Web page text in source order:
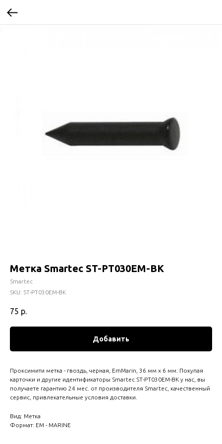
Метка Smartec ST-PT030EM-BK
Smartec
SKU: ST-PT030EM-BK
75 р.
Добавить
Проксимити метка - гвоздь, черная, EmMarin, 36 мм х 6 мм. Покупая
карточки и другие идентификаторы Smartec ST-PT030EM-BK у нас, вы
получаете гарантию 24 мес. от производителя Smartec, качественный
сервис, привлекательные условия доставки.
Вид: Метка
Формат: EM - MARINE